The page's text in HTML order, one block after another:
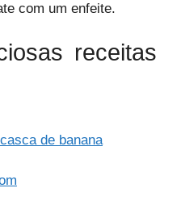
com um enfeite.
receitas
de banana